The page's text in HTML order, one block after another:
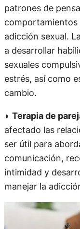
patrones de
comportamientos
adicción sexual.
a desarrollar
sexuales
estrés, así como
cambio.
◗ Terapia de
afectado las
ser útil para
comunicación,
intimidad y
manejar la